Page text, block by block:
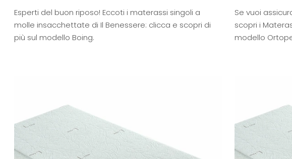
Esperti del buon riposo! Eccoti i materassi singoli a
molle insacchettate di Il Benessere: clicca e scopri di
più sul modello Boing.
Se vuoi
scopri i
modello